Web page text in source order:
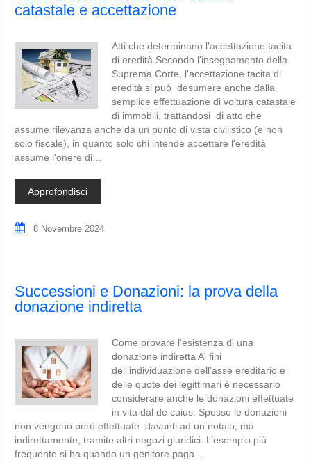
catastale e accettazione
Atti che determinano l'accettazione tacita
di eredità Secondo l'insegnamento della
Suprema Corte, l'accettazione tacita di
eredità si può desumere anche dalla
semplice effettuazione di voltura catastale
di immobili, trattandosi di atto che
assume rilevanza anche da un punto di vista civilistico (e non
solo fiscale), in quanto solo chi intende accettare l'eredità
assume l'onere di…
Approfondisci
8 Novembre 2024
Successioni e Donazioni: la prova della
donazione indiretta
Come provare l'esistenza di una
donazione indiretta Ai fini
dell’individuazione dell’asse ereditario e
delle quote dei legittimari è necessario
considerare anche le donazioni effettuate
in vita dal de cuius. Spesso le donazioni
non vengono però effettuate davanti ad un notaio, ma
indirettamente, tramite altri negozi giuridici. L’esempio più
frequente si ha quando un genitore paga…